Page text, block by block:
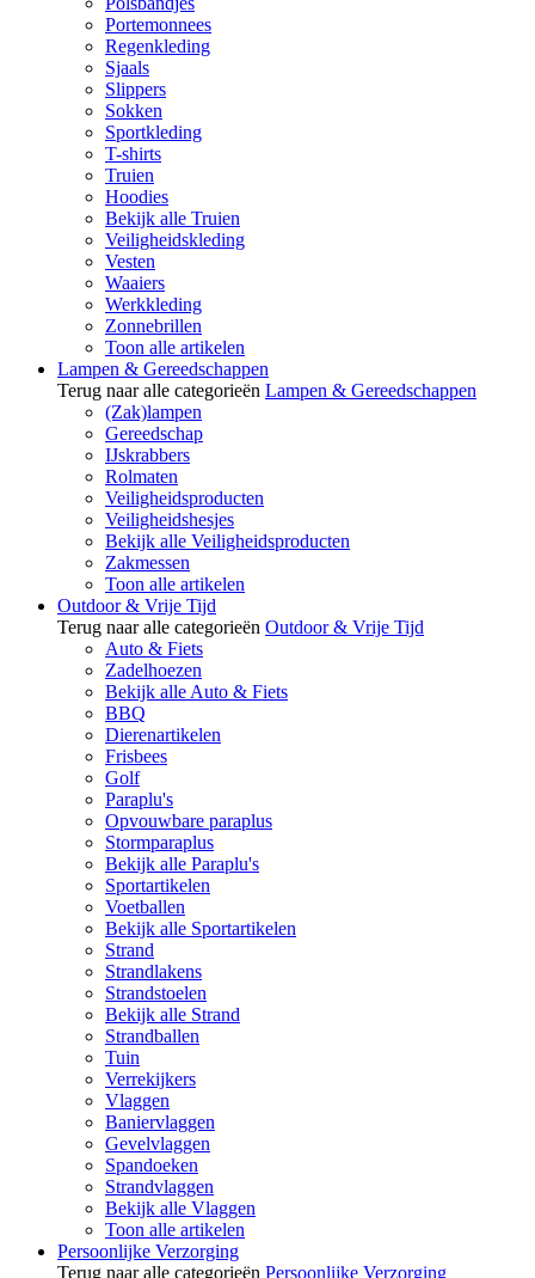
Portemonnees
Regenkleding
Sjaals
Slippers
Sokken
Sportkleding
T-shirts
Truien
Hoodies
Bekijk alle Truien
Veiligheidskleding
Vesten
Waaiers
Werkkleding
Zonnebrillen
Toon alle artikelen
Lampen & Gereedschappen
Terug naar alle categorieën Lampen & Gereedschappen
(Zak)lampen
Gereedschap
IJskrabbers
Rolmaten
Veiligheidsproducten
Veiligheidshesjes
Bekijk alle Veiligheidsproducten
Zakmessen
Toon alle artikelen
Outdoor & Vrije Tijd
Terug naar alle categorieën Outdoor & Vrije Tijd
Auto & Fiets
Zadelhoezen
Bekijk alle Auto & Fiets
BBQ
Dierenartikelen
Frisbees
Golf
Paraplu's
Opvouwbare paraplus
Stormparaplus
Bekijk alle Paraplu's
Sportartikelen
Voetballen
Bekijk alle Sportartikelen
Strand
Strandlakens
Strandstoelen
Bekijk alle Strand
Strandballen
Tuin
Verrekijkers
Vlaggen
Baniervlaggen
Gevelvlaggen
Spandoeken
Strandvlaggen
Bekijk alle Vlaggen
Toon alle artikelen
Persoonlijke Verzorging
Terug naar alle categorieën Persoonlijke Verzorging